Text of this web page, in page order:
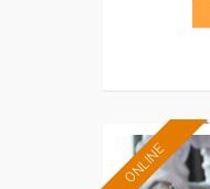
ONLINE